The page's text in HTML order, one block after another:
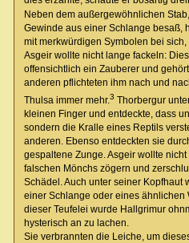
Neben dem außergewöhnlichen
Gewinde aus einer Schlange besaß,
mit merkwürdigen Symbolen bei
Asgeir wollte nicht lange fackeln:
offensichtlich ein Zauberer und
anderen pflichteten ihm nach und
Thulsa immer mehr.3 Thorbergur
kleinen Finger und entdeckte, dass
sondern die Kralle eines Reptils
anderen. Ebenso entdeckten sie
gespaltene Zunge. Asgeir wollte
falschen Mönchs zögern und
Schädel. Auch unter seiner Kopfhaut
einer Schlange oder eines ähnlichen
dieser Teufelei wurde Hallgrimur
hysterisch an zu lachen.
Sie verbrannten die Leiche, um